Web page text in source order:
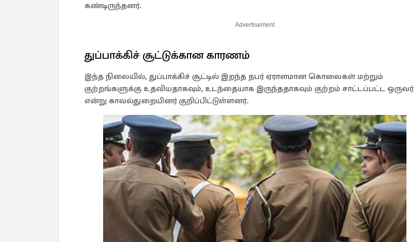
கண்டிருந்தனர்.
Advertisement
துப்பாக்கிச் சூட்டுக்கான காரணம்
இந்த நிலையில், துப்பாக்கிச் சூட்டில் இறந்த நபர் ஏராளமான கொலைகள் மற்றும்
குற்றங்களுக்கு உதவியதாகவும், உடந்தையாக இருந்ததாகவும் குற்றம் சாட்டப்பட்ட ஒருவர்
என்று காவல்துறையினர் குறிப்பிட்டுள்ளனர்.